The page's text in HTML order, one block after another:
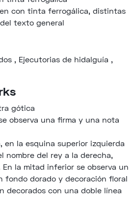
con tinta ferrogálica, distintas
texto general
, Ejecutorias de hidalguía ,
gótica
observa una firma y una nota
en la esquina superior izquierda
nombre del rey a la derecha,
la mitad inferior se observa un
fondo dorado y decoración floral
decorados con una doble línea